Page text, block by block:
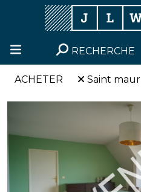
RECHERCHE
ACHETER Saint maur